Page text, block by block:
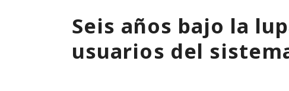
Seis años bajo la
usuarios del